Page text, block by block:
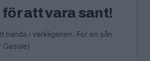
för att vara sant!
hända i verkligenen. För en sån
Gessle)